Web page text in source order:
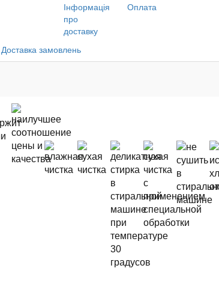
Інформація
про
доставку
Оплата
Доставка замовлень